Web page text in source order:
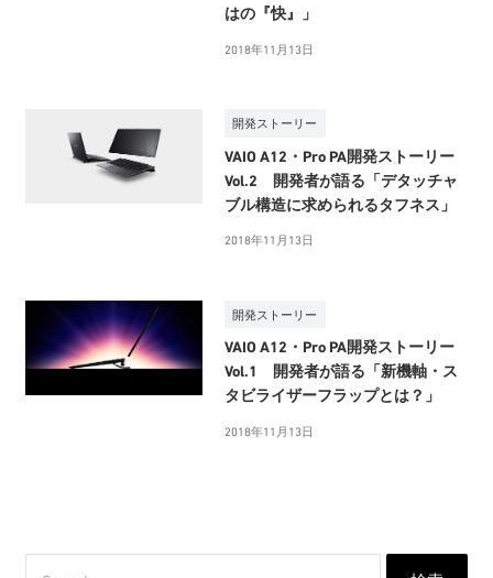
はの『快』」
2018年11月13日
開発ストーリー
VAIO A12・Pro PA開発ストーリー
Vol.2 開発者が語る「デタッチャ
ブル構造に求められるタフネス」
2018年11月13日
開発ストーリー
VAIO A12・Pro PA開発ストーリー
Vol.1 開発者が語る「新機軸・ス
タビライザーフラップとは？」
2018年11月13日